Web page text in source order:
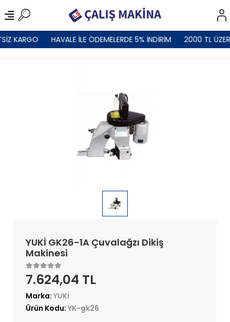
KARGO HAVALE İLE ÖDEMELERDE 5% İNDİRİM 2000 TL
YUKİ GK26-1A Çuvalağzı Dikiş
Makinesi
7.624,04 TL
Marka: YUKİ
Ürün Kodu: YK-gk26